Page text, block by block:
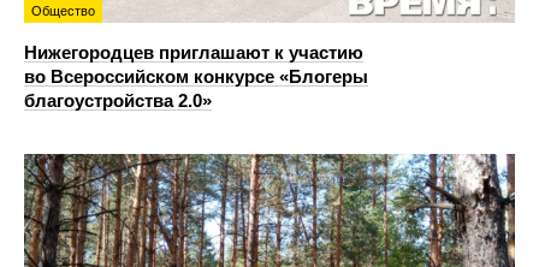
Общество
Нижегородцев приглашают к участию
во Всероссийском конкурсе «Блогеры
благоустройства 2.0»